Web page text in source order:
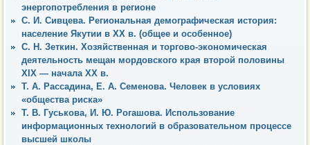
энергопотребления в регионе
С. И. Сивцева. Региональная демографическая история:
население Якутии в ХХ в. (общее и особенное)
С. Н. Зеткин. Хозяйственная и торгово-экономическая
деятельность мещан мордовского края второй половины
XIX — начала XX в.
Т. А. Рассадина, Е. А. Семенова. Человек в условиях
«общества риска»
Т. В. Гуськова, И. Ю. Рогашова. Использование
информационных технологий в образовательном процессе
высшей школы